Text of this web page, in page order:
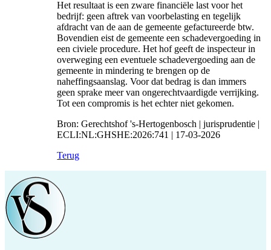
Het resultaat is een zware financiële last voor het
bedrijf: geen aftrek van voorbelasting en tegelijk
afdracht van de aan de gemeente gefactureerde btw.
Bovendien eist de gemeente een schadevergoeding in
een civiele procedure. Het hof geeft de inspecteur in
overweging een eventuele schadevergoeding aan de
gemeente in mindering te brengen op de
naheffingsaanslag. Voor dat bedrag is dan immers
geen sprake meer van ongerechtvaardigde verrijking.
Tot een compromis is het echter niet gekomen.
Bron: Gerechtshof 's-Hertogenbosch | jurisprudentie |
ECLI:NL:GHSHE:2026:741 | 17-03-2026
Terug